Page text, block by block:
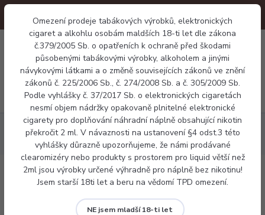
Omezení prodeje tabákových výrobků, elektronických
cigaret a alkohlu osobám maldších 18-ti let dle zákona
č.379/2005 Sb. o opatřeních k ochraně před škodami
působenými tabákovými výrobky, alkoholem a jinými
návykovými látkami a o změně souvisejících zákonů ve znění
zákonů č. 225/2006 Sb., č. 274/2008 Sb. a č. 305/2009 Sb.
Podle vyhlášky č. 37/2017 Sb. o elektronických cigaretách
nesmí objem nádržky opakovaně plnitelné elektronické
cigarety pro doplňování náhradní náplně obsahující nikotin
překročit 2 ml. V návaznosti na ustanovení §4 odst.3 této
vyhlášky důrazně upozorňujeme, že námi prodávané
clearomizéry nebo produkty s prostorem pro liquid větší než
2ml jsou výrobky určené výhradně pro náplně bez nikotinu!
Jsem starší 18ti let a beru na vědomí TPD omezení.
NE jsem mladší 18-ti let
Menu
0 Kč
Elektronické cigarety Pod systémy
Joyetech eGo AIO AST
Pod elektronická cigareta 1000mAh
Joyetech eGo AIO AST Pod
elektronická cigareta 1000mAh